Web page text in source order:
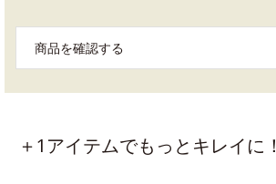
商品を確認する
＋1アイテムでもっとキレイに！